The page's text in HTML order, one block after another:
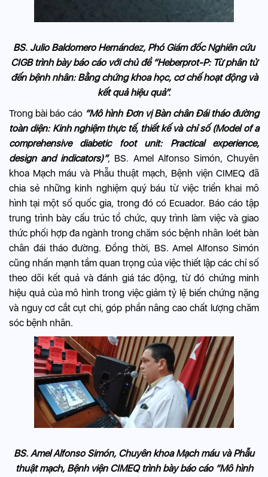
BS. Julio Baldomero Hernández, Phó Giám đốc Nghiên cứu
CIGB trình bày báo cáo với chủ đề “Heberprot-P: Từ phân tử
đến bệnh nhân: Bằng chứng khoa học, cơ chế hoạt động và
kết quả hiệu quả”.
Trong bài báo cáo “Mô hình Đơn vị Bàn chân Đái tháo đường
toàn diện: Kinh nghiệm thực tế, thiết kế và chỉ số (Model of a
comprehensive diabetic foot unit: Practical experience,
design and indicators)”, BS. Amel Alfonso Simón, Chuyên
khoa Mạch máu và Phẫu thuật mạch, Bệnh viện CIMEQ đã
chia sẻ những kinh nghiệm quý báu từ việc triển khai mô
hình tại một số quốc gia, trong đó có Ecuador. Báo cáo tập
trung trình bày cấu trúc tổ chức, quy trình làm việc và giao
thức phối hợp đa ngành trong chăm sóc bệnh nhân loét bàn
chân đái tháo đường. Đồng thời, BS. Amel Alfonso Simón
cũng nhấn mạnh tầm quan trọng của việc thiết lập các chỉ số
theo dõi kết quả và đánh giá tác động, từ đó chứng minh
hiệu quả của mô hình trong việc giảm tỷ lệ biến chứng nặng
và nguy cơ cắt cụt chi, góp phần nâng cao chất lượng chăm
sóc bệnh nhân.
BS. Amel Alfonso Simón, Chuyên khoa Mạch máu và Phẫu
thuật mạch, Bệnh viện CIMEQ trình bày báo cáo “Mô hình